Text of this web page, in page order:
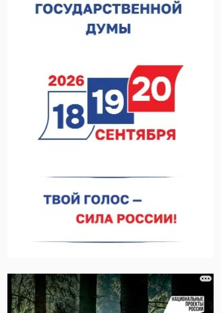
Нижегородские волонтеры передали помощь бойцам «БАРС-
05.08.2026 16:53